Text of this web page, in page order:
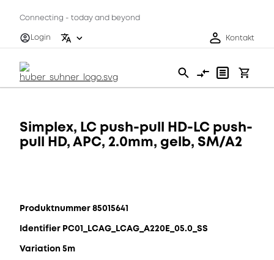
Connecting - today and beyond
Login
Kontakt
Simplex, LC push-pull HD-LC push-
pull HD, APC, 2.0mm, gelb, SM/A2
Produktnummer 85015641
Identifier PC01_LCAG_LCAG_A220E_05.0_SS
Variation 5m